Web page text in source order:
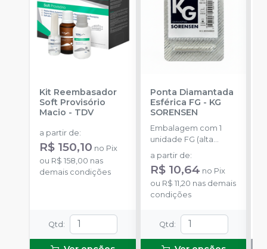
Kit Reembasador
Soft Provisório
Macio - TDV
a partir de:
R$ 150,10 no Pix
ou R$ 158,00 nas
demais condições
Qtd :
Ponta Diamantada
Esférica FG - KG
SORENSEN
Embalagem com 1
unidade FG (alta
rotação).
a partir de:
R$ 10,64 no Pix
ou R$ 11,20 nas demais
condições
Qtd :